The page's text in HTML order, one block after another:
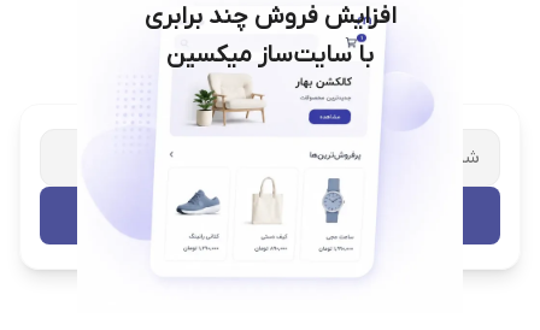
افزایش فروش چند برابری
با سایت‌ساز میکسین
شریک تجاری ترب با پشتیبانی اختصاصی
تست رایگان